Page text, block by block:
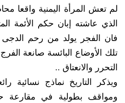
لم تعش المرأة اليمنية واقعا
الذي عاشته إبان حكم الأئمة
فان الفجر يولد من رحم
تلك الأوضاع البائسة صانعة
التحرر والانعتاق ..
ويذكر التاريخ نماذج
ومواقف بطولية في مقارعة